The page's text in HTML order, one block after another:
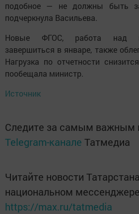
подобное — не должны быть
подчеркнула Васильева.
Новые ФГОС, работа над
завершиться в январе, также
Нагрузка по отчетности
пообещала министр.
Источник
Следите за самым важным
Telegram-канале Татмедиа
Читайте новости
национальном
https://max.ru/tatmedia